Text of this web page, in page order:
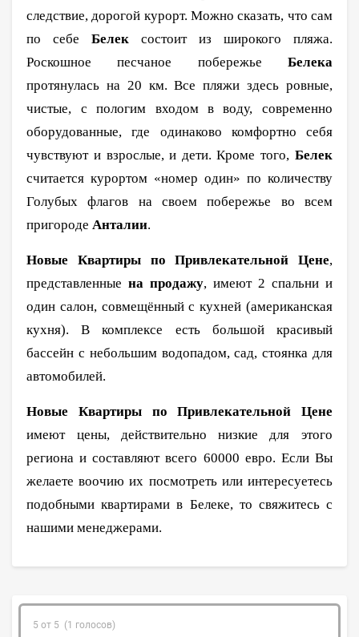
следствие, дорогой курорт. Можно сказать, что сам
по себеБелек состоит из широкого пляжа.
Роскошное песчаное побережье Белека
протянулась на 20 км. Все пляжи здесь ровные,
чистые, с пологим входом в воду, современно
оборудованные, где одинаково комфортно себя
чувствуют и взрослые, и дети. Кроме того, Белек
считается курортом «номер один» по количеству
Голубых флагов на своем побережье во всем
пригородеАнталии.
Новые Квартиры по Привлекательной Цене,
представленныена продажу, имеют 2 спальни и
один салон, совмещённый с кухней (американская
кухня). В комплексе есть большой красивый
бассейн с небольшим водопадом, сад, стоянка для
автомобилей.
Новые Квартиры по Привлекательной Цене
имеют цены, действительно низкие для этого
региона и составляют всего 60000 евро. Если Вы
желаете воочию их посмотреть или интересуетесь
подобными квартирами в Белеке, то свяжитесь с
нашими менеджерами.
5 от 5 (1 голосов)